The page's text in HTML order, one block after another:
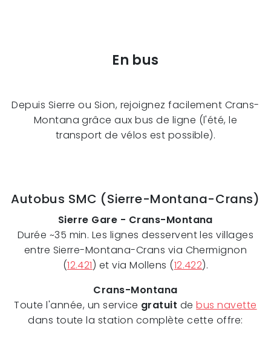
En bus
Depuis Sierre ou Sion, rejoignez facilement Crans-
Montana grâce aux bus de ligne (l'été, le
transport de vélos est possible).
Autobus SMC (Sierre-Montana-Crans)
Sierre Gare - Crans-Montana
Durée ~35 min. Les lignes desservent les villages
entre Sierre-Montana-Crans via Chermignon
(12.421) et via Mollens (12.422).
Crans-Montana
Toute l'année, un service gratuit debus navette
dans toute la station complète cette offre: